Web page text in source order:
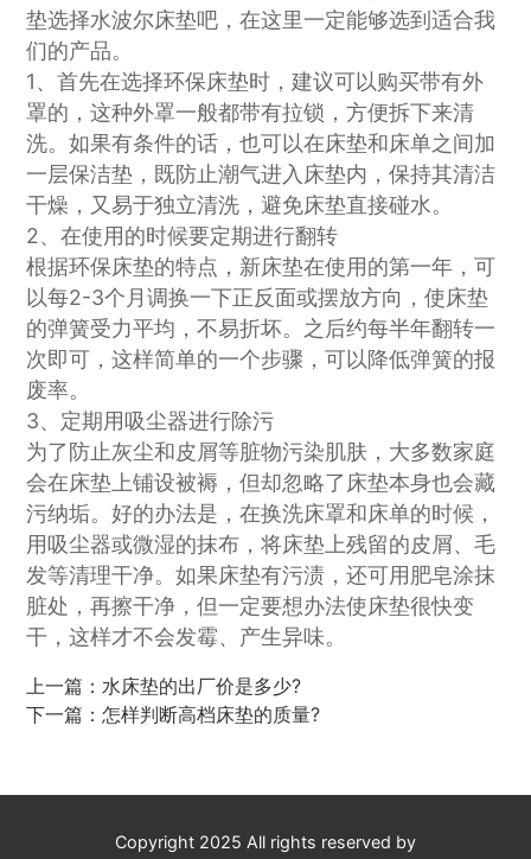
垫选择水波尔床垫吧，在这里一定能够选到适合我
们的产品。
1、首先在选择环保床垫时，建议可以购买带有外
罩的，这种外罩一般都带有拉锁，方便拆下来清
洗。如果有条件的话，也可以在床垫和床单之间加
一层保洁垫，既防止潮气进入床垫内，保持其清洁
干燥，又易于独立清洗，避免床垫直接碰水。
2、在使用的时候要定期进行翻转
根据环保床垫的特点，新床垫在使用的第一年，可
以每2-3个月调换一下正反面或摆放方向，使床垫
的弹簧受力平均，不易折坏。之后约每半年翻转一
次即可，这样简单的一个步骤，可以降低弹簧的报
废率。
3、定期用吸尘器进行除污
为了防止灰尘和皮屑等脏物污染肌肤，大多数家庭
会在床垫上铺设被褥，但却忽略了床垫本身也会藏
污纳垢。好的办法是，在换洗床罩和床单的时候，
用吸尘器或微湿的抹布，将床垫上残留的皮屑、毛
发等清理干净。如果床垫有污渍，还可用肥皂涂抹
脏处，再擦干净，但一定要想办法使床垫很快变
干，这样才不会发霉、产生异味。
上一篇：水床垫的出厂价是多少?
下一篇：怎样判断高档床垫的质量?
Copyright 2025 All rights reserved by